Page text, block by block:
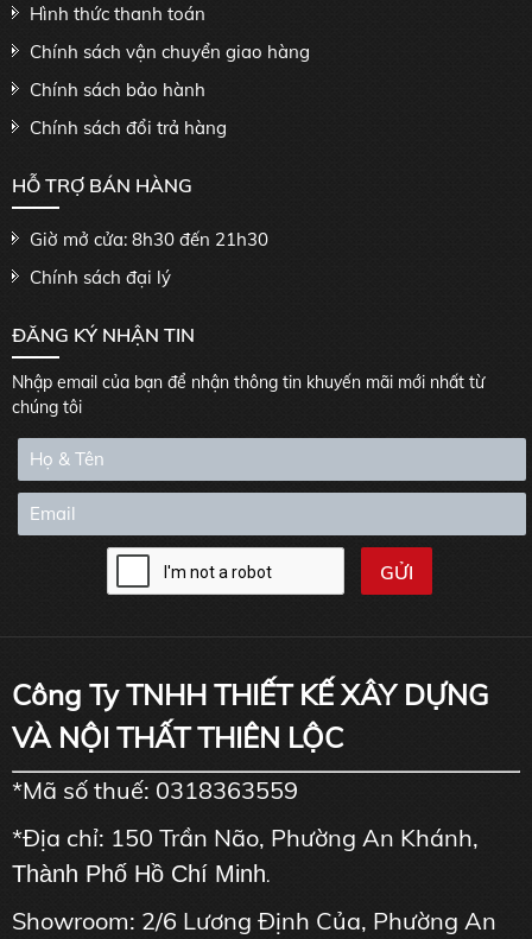
Hình thức thanh toán
Chính sách vận chuyển giao hàng
Chính sách bảo hành
Chính sách đổi trả hàng
HỖ TRỢ BÁN HÀNG
Giờ mở cửa: 8h30 đến 21h30
Chính sách đại lý
ĐĂNG KÝ NHẬN TIN
Nhập email của bạn để nhận thông tin khuyến mãi mới nhất từ
chúng tôi
Công Ty TNHH THIẾT KẾ XÂY DỰNG
VÀ NỘI THẤT THIÊN LỘC
*Mã số thuế: 0318363559
*Địa chỉ: 150 Trần Não, Phường An Khánh,
Thành Phố Hồ Chí Minh.
Showroom: 2/6 Lương Định Của, Phường An